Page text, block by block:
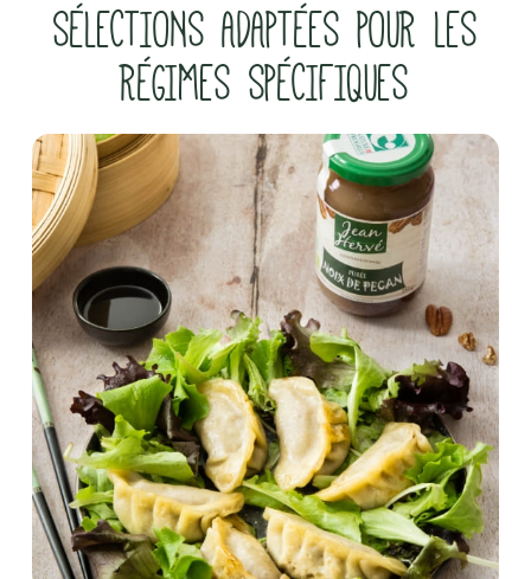
SÉLECTIONS ADAPTÉES POUR LES
RÉGIMES SPÉCIFIQUES